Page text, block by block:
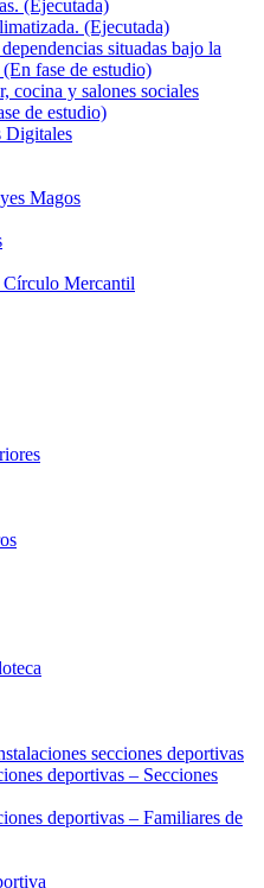
(Ejecutada)
(Ejecutada)
situadas bajo la
fase de estudio)
cocina y salones sociales
de estudio)
Digitales
Magos
Círculo Mercantil
secciones deportivas
deportivas – Secciones
deportivas – Familiares de